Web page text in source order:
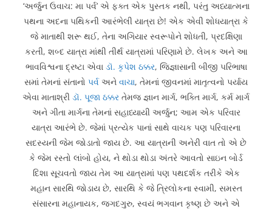
‘અર્જુન ઉવાચ: મા પર્વ’ એ ફક્ત એક પુસ્તક નથી, પરંતુ અધ્યાત્મના
પથના અદના પથિકની આરંભેલી યાત્રા છે! એક એવી શોધયાત્રા કે
જે માતાથી શરૂ થઈ, તેના અગિયાર સ્વરૂપોને શોધતી, પ્રદક્ષિણા
કરતી, શબ્દ યાત્રા માંથી તીર્થ યાત્રામાં પરિણામે છે. લેખક અને આ
ભાવવિશ્વના દ્રષ્ટા એવા ડૉ. કૃપેશ ઠક્કર, જિજ્ઞાસાની બીજી પરિભાષા
સમાં તેમનાં સંતાનો પર્વઅને વાચા, તેમનાં જીવનમાં માતૃત્વનો પર્યાય
એવા માતાશ્રી ડૉ. પૂજા ઠક્કર તેમજ જ્ઞાન માર્ગ, ભક્તિ માર્ગ, કર્મ માર્ગ
અને ગીતા માર્ગના તેમનાં સહાધ્યાયી અર્જુન; આમ એક પરિવાર
યાત્રા આરંભે છે. જેમાં પ્રત્યેક પાનાં સાથે વાચક પણ પરિવારના
સદસ્યની જેમ જોડાતો જાય છે. આ યાત્રાની અનેરી વાત તો એ છે
કે જેમ રસ્તો લાંબો હોય, ને થોડા થોડા અંતરે આવતો સાઇન બોર્ડ
દિશા સૂચવતો જાય તેમ આ યાત્રામાં પણ પથદર્શક તરીકે એક
મહાન સારથિ જોડાય છે, સારથિ કે જે ત્રિલોકના સ્વામી, સમસ્ત
સંસારના મહાનાયક, જગદગુરુ, સ્વયં ભગવાન કૃષ્ણ છે અને એ